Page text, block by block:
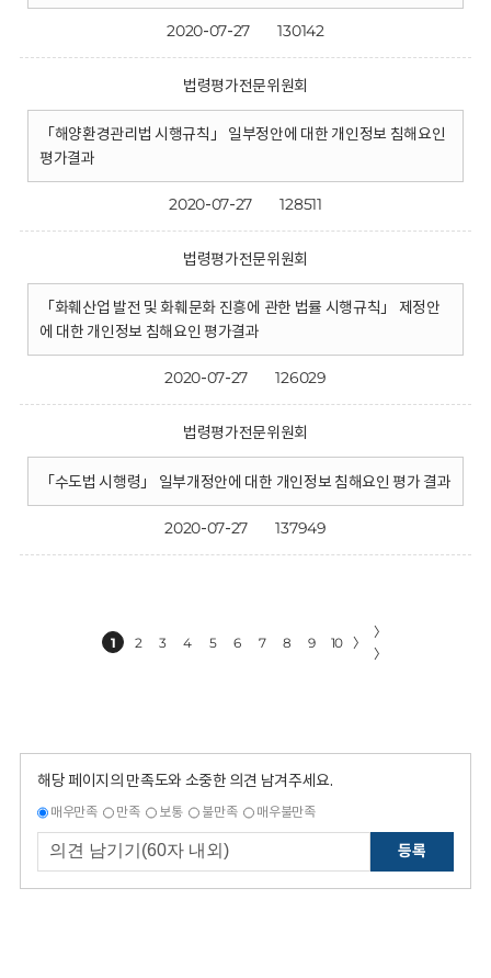
2020-07-27 130142
법령평가전문위원회
「해양환경관리법 시행규칙」 일부정안에 대한 개인정보 침해요인
평가결과
2020-07-27 128511
법령평가전문위원회
「화훼산업 발전 및 화훼문화 진흥에 관한 법률 시행규칙」 제정안
에 대한 개인정보 침해요인 평가결과
2020-07-27 126029
법령평가전문위원회
「수도법 시행령」 일부개정안에 대한 개인정보 침해요인 평가 결과
2020-07-27 137949
1 2 3 4 5 6 7 8 9 10 〉
〉
〉
해당 페이지의 만족도와 소중한 의견 남겨주세요.
매우만족 만족 보통 불만족 매우불만족
등록